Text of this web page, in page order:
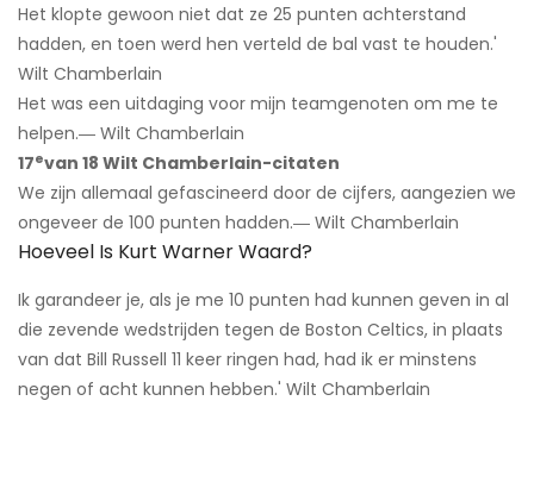
Het klopte gewoon niet dat ze 25 punten achterstand
hadden, en toen werd hen verteld de bal vast te houden.'
Wilt Chamberlain
Het was een uitdaging voor mijn teamgenoten om me te
helpen.― Wilt Chamberlain
17evan 18 Wilt Chamberlain-citaten
We zijn allemaal gefascineerd door de cijfers, aangezien we
ongeveer de 100 punten hadden.― Wilt Chamberlain
Hoeveel Is Kurt Warner Waard?
Ik garandeer je, als je me 10 punten had kunnen geven in al
die zevende wedstrijden tegen de Boston Celtics, in plaats
van dat Bill Russell 11 keer ringen had, had ik er minstens
negen of acht kunnen hebben.' Wilt Chamberlain